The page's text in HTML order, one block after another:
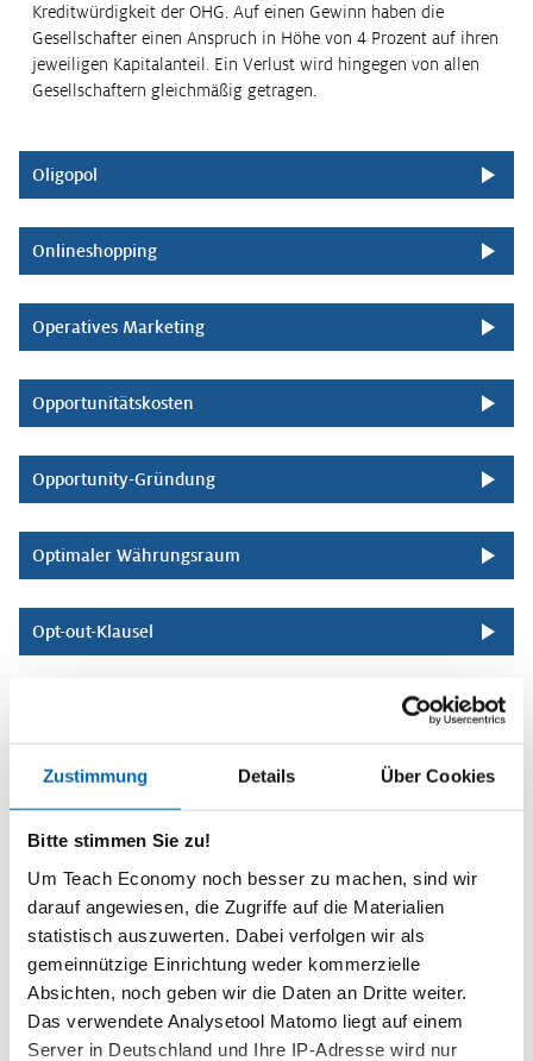
Zustimmung Details Über Cookies
Bitte stimmen Sie zu!
Um Teach Economy noch besser zu machen, sind wir
darauf angewiesen, die Zugriffe auf die Materialien
statistisch auszuwerten. Dabei verfolgen wir als
gemeinnützige Einrichtung weder kommerzielle
Absichten, noch geben wir die Daten an Dritte weiter.
Das verwendete Analysetool Matomo liegt auf einem
Server in Deutschland und Ihre IP-Adresse wird nur
Kreditwürdigkeit der OHG. Auf einen Gewinn haben die
Gesellschafter einen Anspruch in Höhe von 4 Prozent auf ihren
jeweiligen Kapitalanteil. Ein Verlust wird hingegen von allen
Gesellschaftern gleichmäßig getragen.
Oligopol
Onlineshopping
Operatives Marketing
Opportunitätskosten
Opportunity-Gründung
Optimaler Währungsraum
Opt-out-Klausel
Ordnungspolitik
Zugehörige Unterrichtseinheiten
Unternehmung – welche Rechtsform ist die